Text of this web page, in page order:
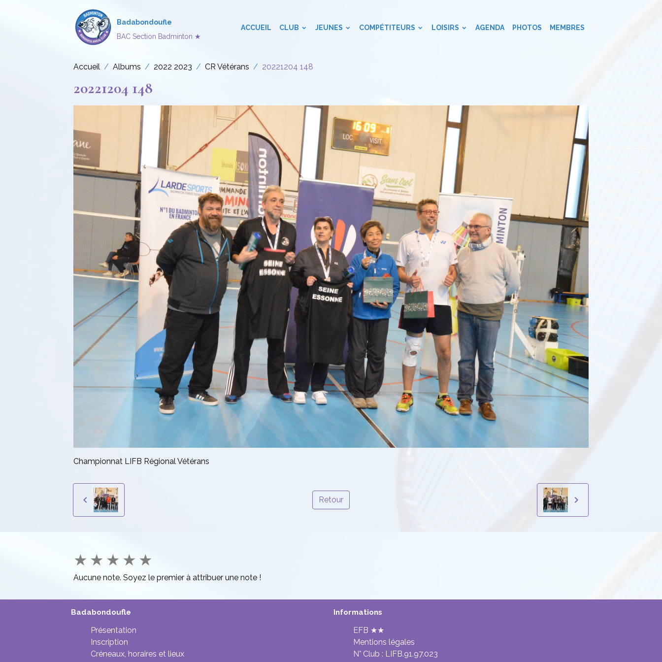
Badabondoufle
BAC Section Badminton ★
ACCUEIL CLUB JEUNES COMPÉTITEURS LOISIRS AGENDA PHOTOS MEMBRES
Accueil Albums 2022 2023 CR Vétérans 20221204 148
20221204 148
Championnat LIFB Régional Vétérans
Retour
★ ★ ★ ★ ★
Aucune note. Soyez le premier à attribuer une note !
Badabondoufle
Présentation
Inscription
Créneaux, horaires et lieux
Informations
EFB ★★
Mentions légales
N° Club : LIFB.91.97.023